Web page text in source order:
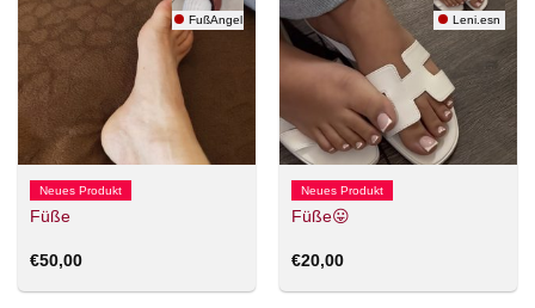
FußAngel
Neues Produkt
Füße
€50,00
Leni.esn
Neues Produkt
Füße😛
€20,00